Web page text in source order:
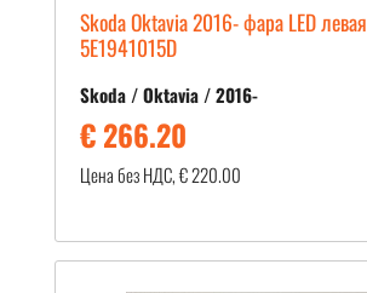
Skoda Oktavia 2016- фара LED левая
5E1941015D
Skoda / Oktavia / 2016-
€ 266.20
Цена без НДС, € 220.00